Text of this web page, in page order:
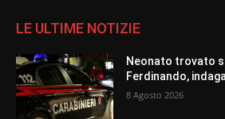
LE ULTIME NOTIZIE
Neonato trovato
Ferdinando,
8 Agosto 2026